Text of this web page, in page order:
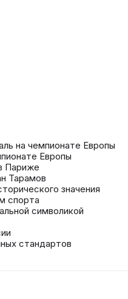
на чемпионате Европы
Европы
Париже
Тарамов
значения
спорта
символикой
стандартов